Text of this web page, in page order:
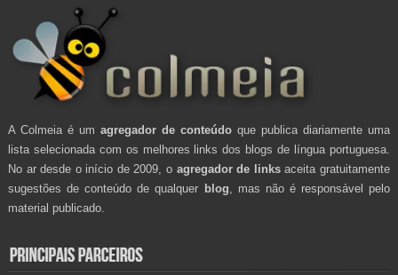
A Colmeia é um agregador de conteúdo que publica diariamente uma
lista selecionada com os melhores links dos blogs de língua portuguesa.
No ar desde o início de 2009, o agregador de linksaceita gratuitamente
sugestões de conteúdo de qualquer blog , mas não é responsável pelo
material publicado.